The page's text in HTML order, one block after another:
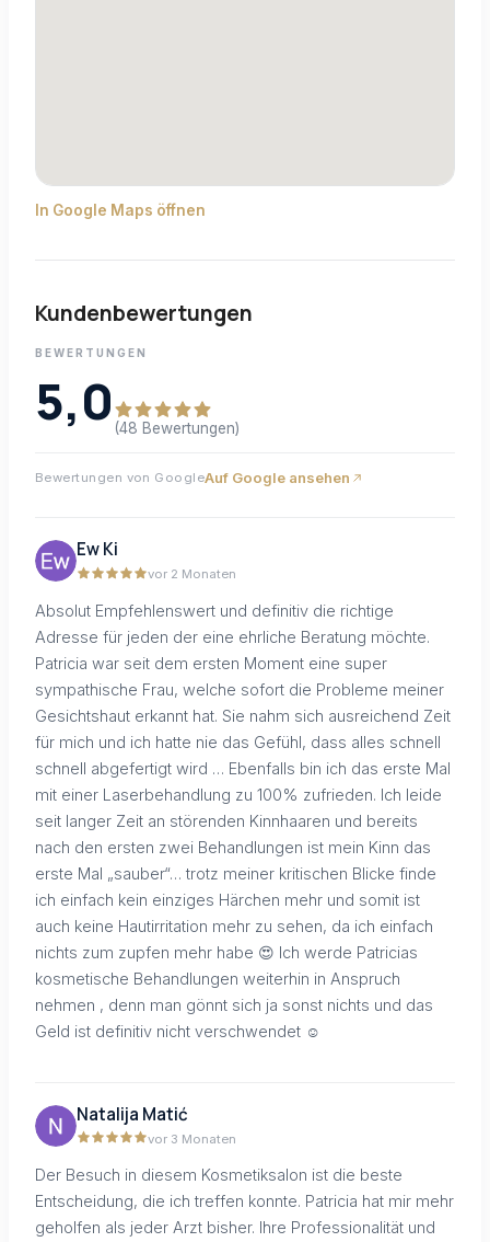
In Google Maps öffnen
Kundenbewertungen
BEWERTUNGEN
5,0 (48 Bewertungen)
Bewertungen von GoogleAuf Google ansehen
Ew Ki
vor 2 Monaten
Absolut Empfehlenswert und definitiv die richtige
Adresse für jeden der eine ehrliche Beratung möchte.
Patricia war seit dem ersten Moment eine super
sympathische Frau, welche sofort die Probleme meiner
Gesichtshaut erkannt hat. Sie nahm sich ausreichend Zeit
für mich und ich hatte nie das Gefühl, dass alles schnell
schnell abgefertigt wird … Ebenfalls bin ich das erste Mal
mit einer Laserbehandlung zu 100% zufrieden. Ich leide
seit langer Zeit an störenden Kinnhaaren und bereits
nach den ersten zwei Behandlungen ist mein Kinn das
erste Mal „sauber“… trotz meiner kritischen Blicke finde
ich einfach kein einziges Härchen mehr und somit ist
auch keine Hautirritation mehr zu sehen, da ich einfach
nichts zum zupfen mehr habe 😍 Ich werde Patricias
kosmetische Behandlungen weiterhin in Anspruch
nehmen , denn man gönnt sich ja sonst nichts und das
Geld ist definitiv nicht verschwendet ☺️
Natalija Matić
vor 3 Monaten
Der Besuch in diesem Kosmetiksalon ist die beste
Entscheidung, die ich treffen konnte. Patricia hat mir mehr
geholfen als jeder Arzt bisher. Ihre Professionalität und